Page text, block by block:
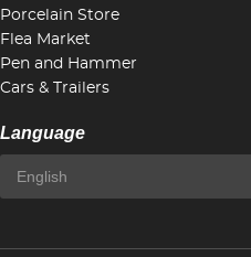
Porcelain Store
Flea Market
Pen and Hammer
Cars & Trailers
Language